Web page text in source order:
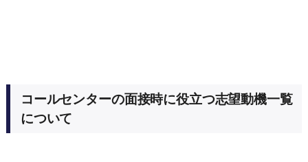
コールセンターの面接時に役立つ志望動機一覧
について